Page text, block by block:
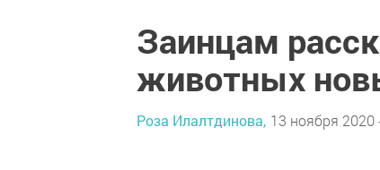
Заинцам
животных
Роза Илалтдинова, 13 ноября 2020